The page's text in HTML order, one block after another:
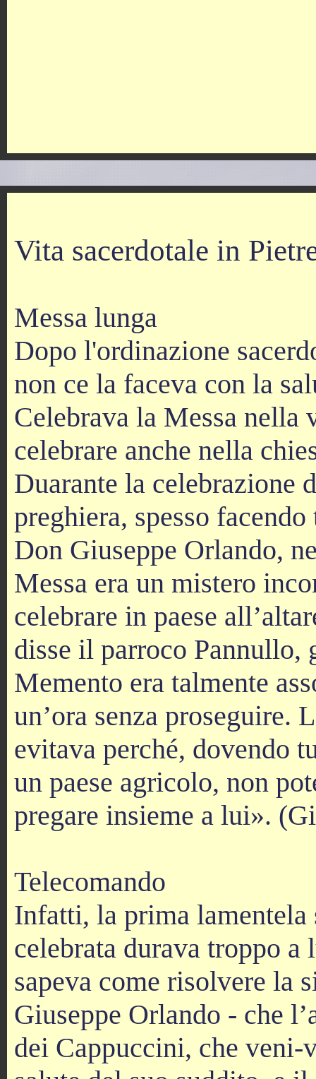
Vita sacerdotale in
Messa lunga
Dopo l'ordinazione
non ce la faceva con la
Celebrava la Messa nella
celebrare anche nella
Duarante la celebrazione
preghiera, spesso
Don Giuseppe Orlando,
Messa era un mistero
celebrare in paese
disse il parroco Pannullo,
Memento era talmente
un’ora senza proseguire.
evitava perché, dovendo
un paese agricolo, non
pregare insieme a lui».
Telecomando
Infatti, la prima lamentela
celebrata durava troppo
sapeva come risolvere la
Giuseppe Orlando - che
dei Cappuccini, che veni-